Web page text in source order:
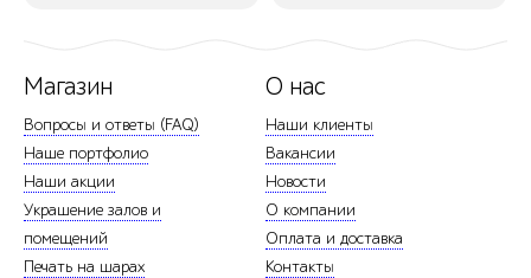
Магазин
Вопросы и ответы (FAQ)
Наше портфолио
Наши акции
Украшение залов и
помещений
Печать на шарах
О нас
Наши клиенты
Вакансии
Новости
О компании
Оплата и доставка
Контакты